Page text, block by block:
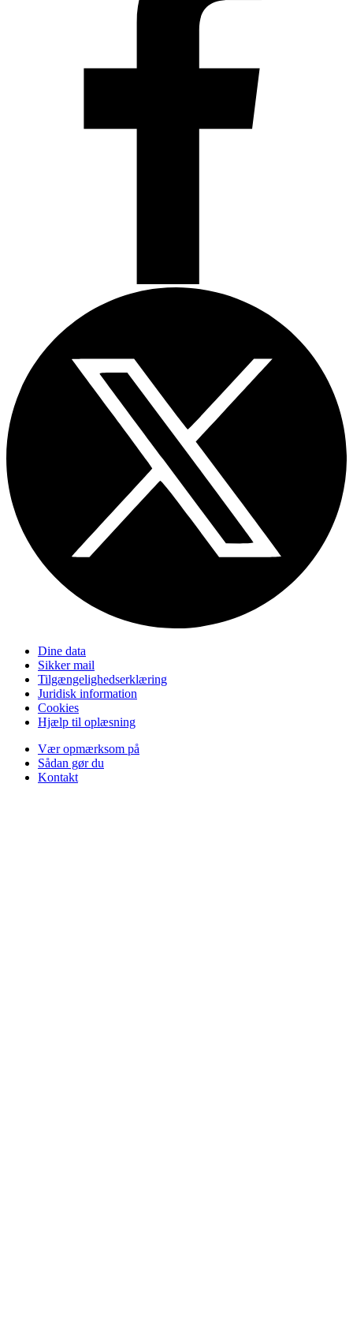
Dine data
Sikker mail
Tilgængelighedserklæring
Juridisk information
Cookies
Hjælp til oplæsning
Vær opmærksom på
Sådan gør du
Kontakt